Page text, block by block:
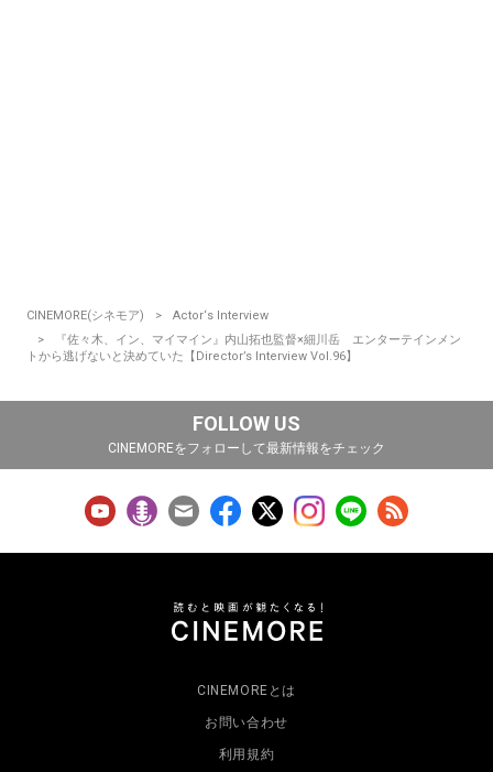
CINEMORE(シネモア)
Actor‘s Interview
『佐々木、イン、マイマイン』内山拓也監督×細川岳 エンターテインメン
トから逃げないと決めていた【Director’s Interview Vol.96】
FOLLOW US
CINEMOREをフォローして最新情報をチェック
CINEMOREとは
お問い合わせ
利用規約